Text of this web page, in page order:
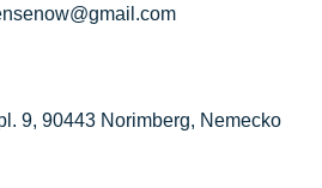
9, 90443 Norimberg, Nemecko